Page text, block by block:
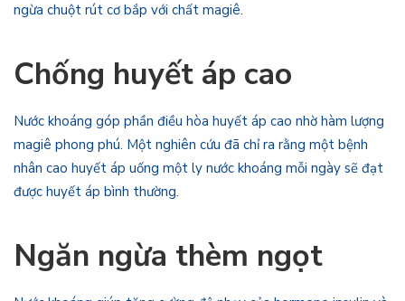
ngừa chuột rút cơ bắp với chất magiê.
Chống huyết áp cao
Nước khoáng góp phần điều hòa huyết áp cao nhờ hàm lượng
magiê phong phú. Một nghiên cứu đã chỉ ra rằng một bệnh
nhân cao huyết áp uống một ly nước khoáng mỗi ngày sẽ đạt
được huyết áp bình thường.
Ngăn ngừa thèm ngọt